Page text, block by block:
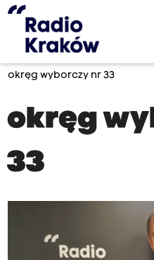
okręg wyborczy nr 33
okręg
33